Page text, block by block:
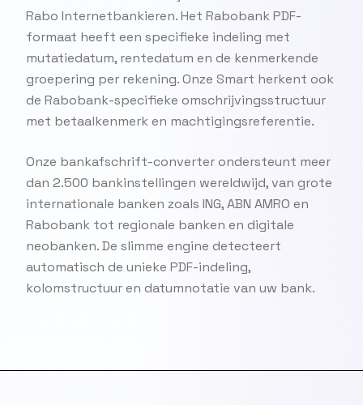
Rabo Internetbankieren. Het Rabobank PDF-
formaat heeft een specifieke indeling met
mutatiedatum, rentedatum en de kenmerkende
groepering per rekening. Onze Smart herkent ook
de Rabobank-specifieke omschrijvingsstructuur
met betaalkenmerk en machtigingsreferentie.
Onze bankafschrift-converter ondersteunt meer
dan 2.500 bankinstellingen wereldwijd, van grote
internationale banken zoals ING, ABN AMRO en
Rabobank tot regionale banken en digitale
neobanken. De slimme engine detecteert
automatisch de unieke PDF-indeling,
kolomstructuur en datumnotatie van uw bank.